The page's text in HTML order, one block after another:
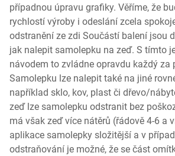
případnou úpravu grafiky. Věříme, že
rychlostí výroby i odeslání zcela
odstranění ze zdi Součástí balení jsou
jak nalepit samolepku na zeď. S tímto
návodem to zvládne opravdu každý za
Samolepku lze nalepit také na jiné
například sklo, kov, plast či dřevo/
zeď lze samolepku odstranit bez
má však zeď více nátěrů (řádově 4-6 a
aplikace samolepky složitější a v
odstraňování je možné, že se část